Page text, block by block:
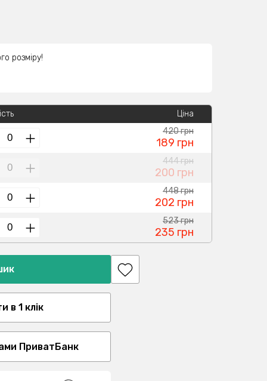
розміру!
Ціна
420 грн
189 грн
444 грн
200 грн
448 грн
202 грн
523 грн
235 грн
в 1 клік
ПриватБанк